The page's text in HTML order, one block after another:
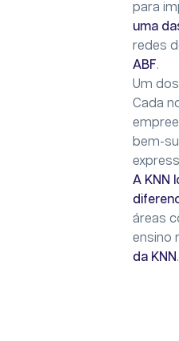
para
uma
redes
ABF.
Um
Cada
bem-
A KNN
áreas
ensino
da KNN.